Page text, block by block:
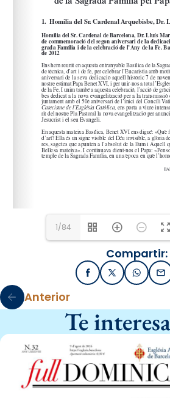
1/84
Compartir:
FacebookX / Twitter
Anterior
Te